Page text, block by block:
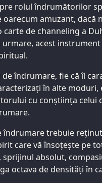
rolul îndrumătorilor
oarecum amuzant,
carte de channeling a
urmare, acest
îndrumare, fie că îl
în alte
cu conștiința celui
îndrumare trebuie
care vă însoțește pe
absolut,
octava de densități în